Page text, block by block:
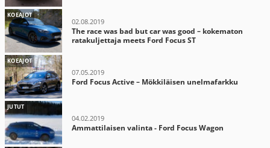
KOEAJOT
02.08.2019
The race was bad but car was good – kokematon
ratakuljettaja meets Ford Focus ST
KOEAJOT
07.05.2019
Ford Focus Active – Mökkiläisen unelmafarkku
JUTUT
04.02.2019
Ammattilaisen valinta - Ford Focus Wagon